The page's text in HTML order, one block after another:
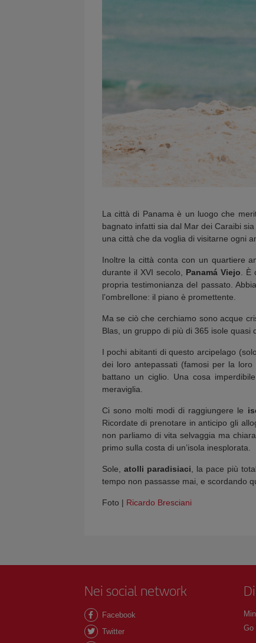
La città di Panama è un luogo che
bagnato infatti sia dal Mar dei Caraibi
una città che da voglia di visitarne ogni
Inoltre la città conta con un quartiere
durante il XVI secolo, Panamá Viejo .
propria testimonianza del passato.
l’ombrellone: il piano è promettente.
Ma se ciò che cerchiamo sono acque
Blas, un gruppo di più di 365 isole quasi
I pochi abitanti di questo arcipelago
dei loro antepassati (famosi per la
battano un ciglio. Una cosa
meraviglia.
Ci sono molti modi di raggiungere le
Ricordate di prenotare in anticipo gli
non parliamo di vita selvaggia ma
primo sulla costa di un’isola inesplorata.
Sole, atolli paradisiaci , la pace più
tempo non passasse mai, e scordando
Foto | Ricardo Bresciani
Nei social network
Facebook
Twitter
Go